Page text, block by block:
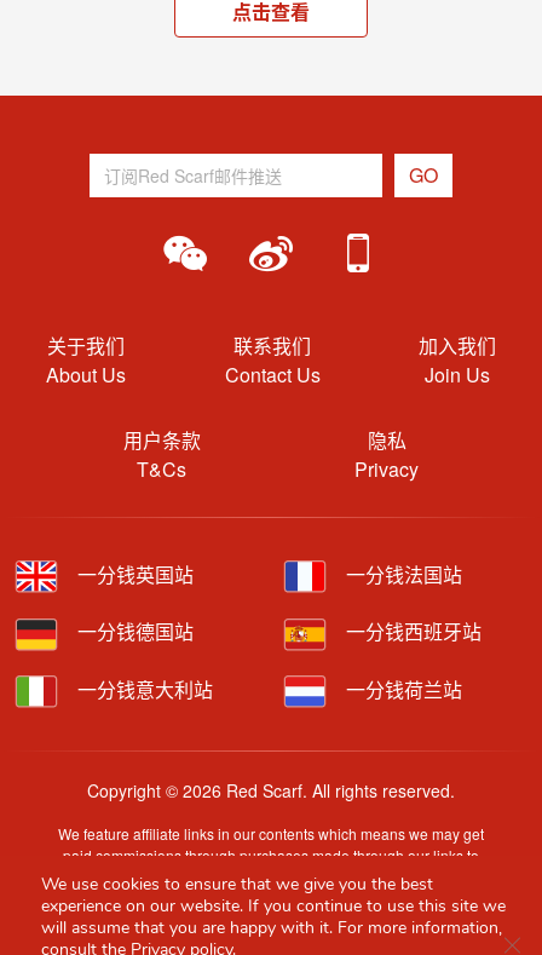
点击查看
关于我们
About Us
联系我们
Contact Us
加入我们
Join Us
用户条款
T&Cs
隐私
Privacy
一分钱英国站 一分钱法国站
一分钱德国站 一分钱西班牙站
一分钱意大利站 一分钱荷兰站
Copyright © 2026 Red Scarf. All rights reserved.
We feature affiliate links in our contents which means we may get
paid commissions through purchases made through our links to
retailer sites.
Content is provided by users, brands or merchants. Some
information may have been generated by AI and is provided for
guidance only. Accuracy and availability may change without prior
We use cookies to ensure that we give you the best
experience on our website. If you continue to use this site we
will assume that you are happy with it. For more information,
consult the Privacy policy.